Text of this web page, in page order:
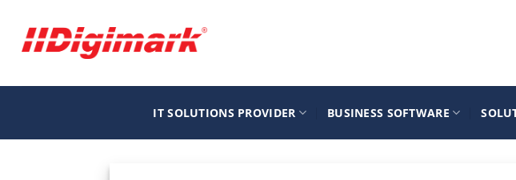
περιεχόμενο
IT SOLUTIONS PROVIDER BUSINESS SOFTWARE